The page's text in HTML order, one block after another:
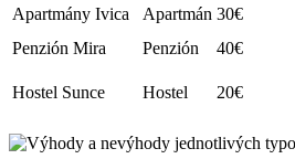
Apartmány Ivica
Apartmán 30€
Penzión Mira
Penzión 40€
Hostel Sunce
Hostel 20€